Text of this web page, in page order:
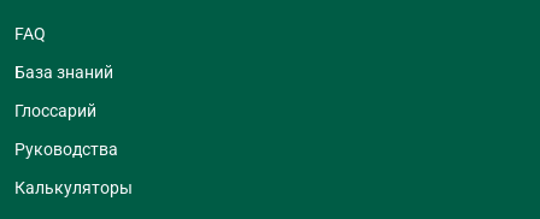
FAQ
База знаний
Глоссарий
Руководства
Калькуляторы